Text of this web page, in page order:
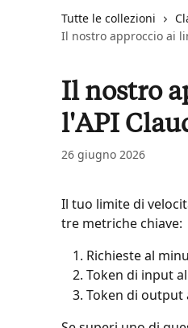
Tutte le collezioni
Il nostro approccio ai
Il nostro
l'API
26 giugno 2026
Il tuo limite di
tre metriche chiave:
Richieste al
Token di input
Token di output